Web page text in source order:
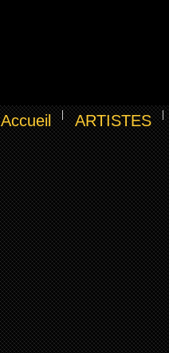
Accueil ARTISTES